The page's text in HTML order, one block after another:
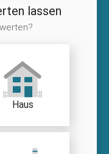
lassen
Haus